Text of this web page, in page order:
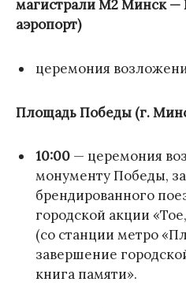
магистрали М2 Минск —
аэропорт)
церемония
Площадь Победы (г.
10:00 — церемония
монументу Победы,
брендированного
городской акции
(со станции метро
завершение
книга памяти».